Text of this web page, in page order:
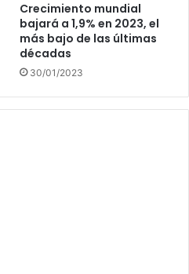
Crecimiento mundial
bajará a 1,9% en 2023, el
más bajo de las últimas
décadas
30/01/2023